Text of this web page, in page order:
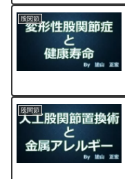
股関節
股関節